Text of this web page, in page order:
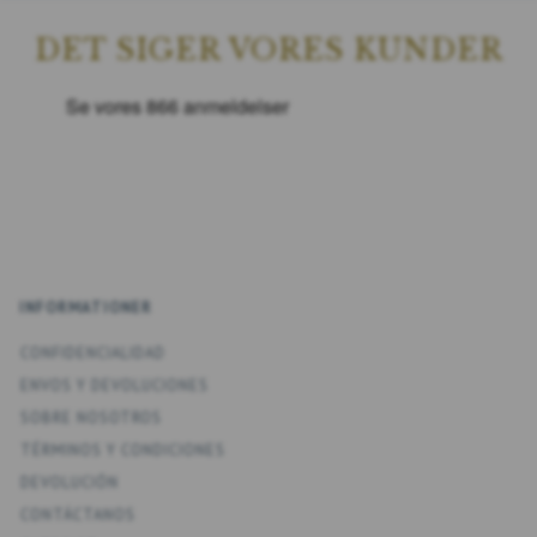
DET SIGER VORES KUNDER
INFORMATIONER
CONFIDENCIALIDAD
TÉRMINOS Y CONDICIONES
CONTÁCTANOS